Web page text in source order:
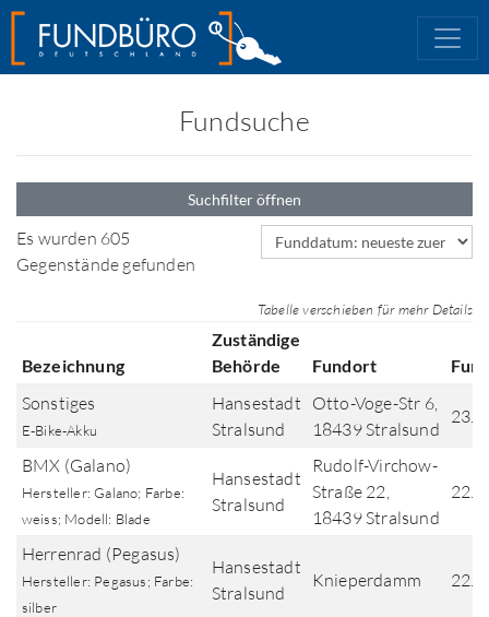
Fundsuche
Suchfilter öffnen
Es wurden 605
Gegenstände gefunden
Sortierfeld
Tabelle verschieben für mehr Details
Bezeichnung
Zuständige
Behörde
Fundort
Sonstiges
E-Bike-Akku
Hansestadt
Stralsund
Otto-Voge-Str 6,
18439 Stralsund
BMX (Galano)
Hersteller: Galano; Farbe:
weiss; Modell: Blade
Hansestadt
Stralsund
Rudolf-Virchow-
Straße 22,
18439 Stralsund
Herrenrad (Pegasus)
Hersteller: Pegasus; Farbe:
silber
Hansestadt
Stralsund
Knieperdamm